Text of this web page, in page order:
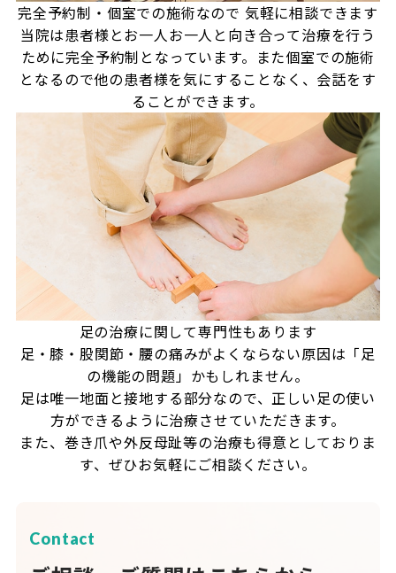
完全予約制・個室での施術なので 気軽に相談できます
当院は患者様とお一人お一人と向き合って治療を行う
ために完全予約制となっています。また個室での施術
となるので他の患者様を気にすることなく、会話をす
ることができます。
足の治療に関して専門性もあります
足・膝・股関節・腰の痛みがよくならない原因は「足
の機能の問題」かもしれません。
足は唯一地面と接地する部分なので、正しい足の使い
方ができるように治療させていただきます。
また、巻き爪や外反母趾等の治療も得意としておりま
す、ぜひお気軽にご相談ください。
Contact